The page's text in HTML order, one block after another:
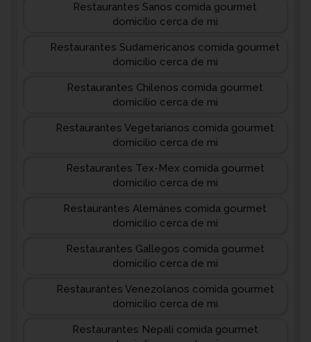
Restaurantes Sanos comida gourmet
domicilio cerca de mi
Restaurantes Sudamericanos comida gourmet
domicilio cerca de mi
Restaurantes Chilenos comida gourmet
domicilio cerca de mi
Restaurantes Vegetarianos comida gourmet
domicilio cerca de mi
Restaurantes Tex-Mex comida gourmet
domicilio cerca de mi
Restaurantes Alemánes comida gourmet
domicilio cerca de mi
Restaurantes Gallegos comida gourmet
domicilio cerca de mi
Restaurantes Venezolanos comida gourmet
domicilio cerca de mi
Restaurantes Nepalí comida gourmet